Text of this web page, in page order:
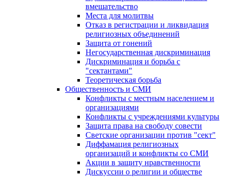
вмешательство
Места для молитвы
Отказ в регистрации и ликвидация
религиозных объединений
Защита от гонений
Негосударственная дискриминация
Дискриминация и борьба с
"сектантами"
Теоретическая борьба
Общественность и СМИ
Конфликты с местным населением и
организациями
Конфликты с учреждениями культуры
Защита права на свободу совести
Светские организации против "сект"
Диффамация религиозных
организаций и конфликты со СМИ
Акции в защиту нравственности
Дискуссии о религии и обществе